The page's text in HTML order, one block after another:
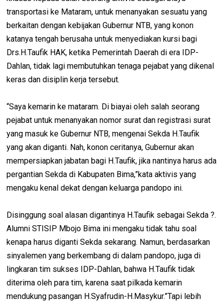
transportasi ke Mataram, untuk menanyakan sesuatu yang
berkaitan dengan kebijakan Gubernur NTB, yang konon
katanya tengah berusaha untuk menyediakan kursi bagi
Drs.H.Taufik HAK, ketika Pemerintah Daerah di era IDP-
Dahlan, tidak lagi membutuhkan tenaga pejabat yang dikenal
keras dan disiplin kerja tersebut.
“Saya kemarin ke mataram. Di biayai oleh salah seorang
pejabat untuk menanyakan nomor surat dan registrasi surat
yang masuk ke Gubernur NTB, mengenai Sekda H.Taufik
yang akan diganti. Nah, konon ceritanya, Gubernur akan
mempersiapkan jabatan bagi H.Taufik, jika nantinya harus ada
pergantian Sekda di Kabupaten Bima,”kata aktivis yang
mengaku kenal dekat dengan keluarga pandopo ini.
Disinggung soal alasan digantinya H.Taufik sebagai Sekda ?.
Alumni STISIP Mbojo Bima ini mengaku tidak tahu soal
kenapa harus diganti Sekda sekarang. Namun, berdasarkan
sinyalemen yang berkembang di dalam pandopo, juga di
lingkaran tim sukses IDP-Dahlan, bahwa H.Taufik tidak
diterima oleh para tim, karena saat pilkada kemarin
mendukung pasangan H.Syafrudin-H.Masykur.”Tapi lebih